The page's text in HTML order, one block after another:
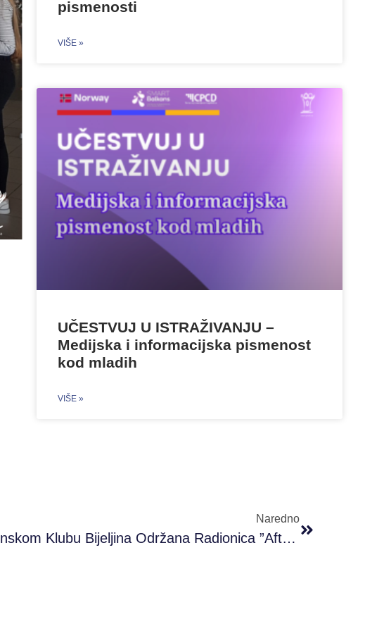
pismenosti
VIŠE »
UČESTVUJ U ISTRAŽIVANJU –
Medijska i informacijska pismenost
kod mladih
VIŠE »
Naredno
U PRONI Omladinskom Klubu Bijeljina Održana Radionica ”Afterskul”